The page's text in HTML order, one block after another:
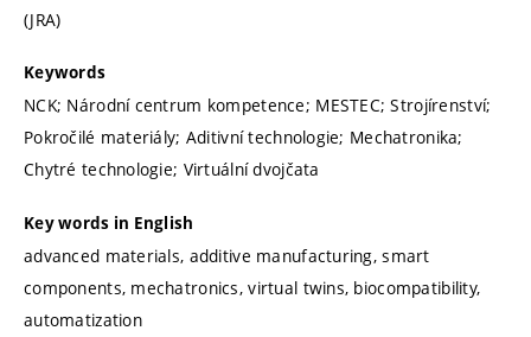
(JRA)
Keywords
NCK; Národní centrum kompetence; MESTEC; Strojírenství;
Pokročilé materiály; Aditivní technologie; Mechatronika;
Chytré technologie; Virtuální dvojčata
Key words in English
advanced materials, additive manufacturing, smart
components, mechatronics, virtual twins, biocompatibility,
automatization